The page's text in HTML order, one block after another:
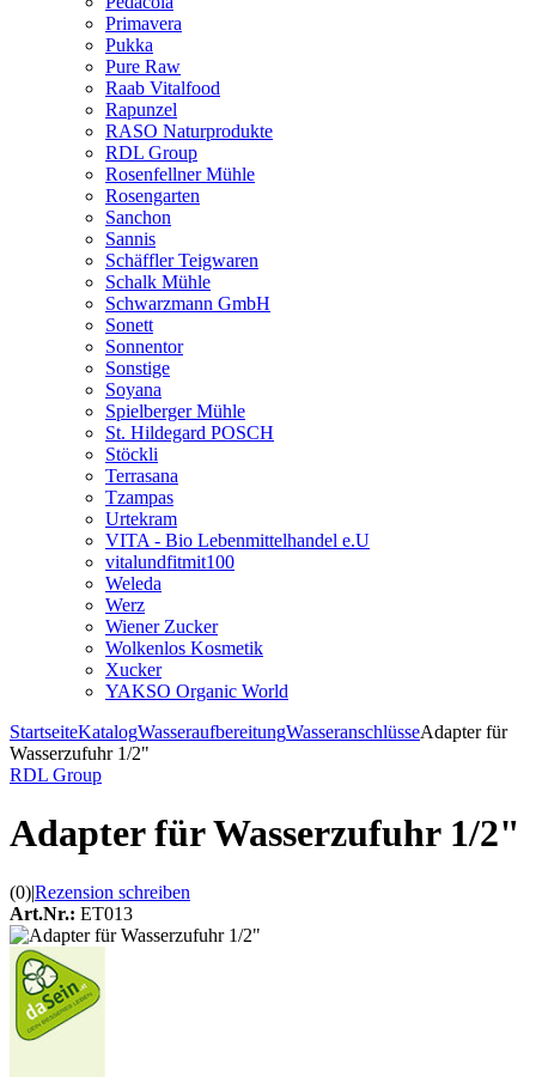
Primavera
Pukka
Pure Raw
Raab Vitalfood
Rapunzel
RASO Naturprodukte
RDL Group
Rosenfellner Mühle
Rosengarten
Sanchon
Sannis
Schäffler Teigwaren
Schalk Mühle
Schwarzmann GmbH
Sonett
Sonnentor
Sonstige
Soyana
Spielberger Mühle
St. Hildegard POSCH
Stöckli
Terrasana
Tzampas
Urtekram
VITA - Bio Lebenmittelhandel e.U
vitalundfitmit100
Weleda
Werz
Wiener Zucker
Wolkenlos Kosmetik
Xucker
YAKSO Organic World
StartseiteKatalogWasseraufbereitungWasseranschlüsseAdapter für
Wasserzufuhr 1/2"
RDL Group
Adapter für Wasserzufuhr 1/2"
(0)|Rezension schreiben
Art.Nr.: ET013